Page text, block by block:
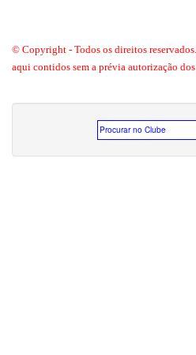
© Copyright - Todos os direitos
aqui contidos sem a prévia autorização